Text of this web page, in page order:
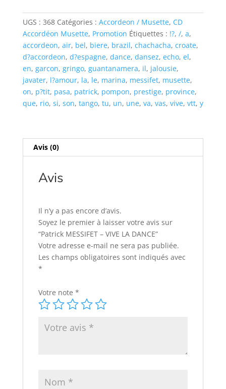
DANCE
UGS : 368 Catégories : Accordeon / Musette, CD
Accordéon Musette, Promotion Étiquettes : !?, /, a,
accordeon, air, bel, biere, brazil, chachacha, croate,
d?accordeon, d?espagne, dance, dansez, echo, el,
en, garcon, gringo, guantanamera, il, jalousie,
javater, l?amour, la, le, marina, messifet, musette,
on, p?tit, pasa, patrick, pompon, prestige, province,
que, rio, si, son, tango, tu, un, une, va, vas, vive, vtt, y
Avis (0)
Avis
Il n’y a pas encore d’avis.
Soyez le premier à laisser votre avis sur
“Patrick MESSIFET – VIVE LA DANCE”
Votre adresse e-mail ne sera pas publiée.
Les champs obligatoires sont indiqués avec
*
Votre note *